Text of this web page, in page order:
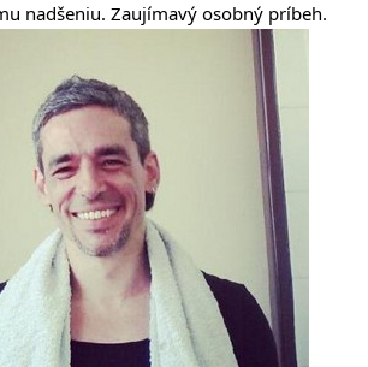
nadšeniu. Zaujímavý osobný príbeh.